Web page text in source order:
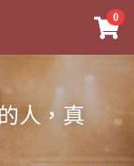
0
人，真
×